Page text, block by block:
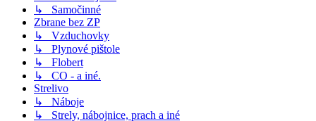
↳ Samočinné
Zbrane bez ZP
↳ Vzduchovky
↳ Plynové pištole
↳ Flobert
↳ CO - a iné.
Strelivo
↳ Náboje
↳ Strely, nábojnice, prach a iné